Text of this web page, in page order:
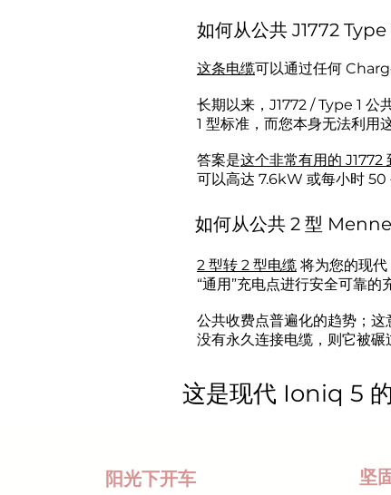
如何从公共 J1772
这条电缆可以通过任何
长期以来，J1772 / Type 1 公
1 型标准，而您本身无法利用
答案是这个非常有用的
可以高达 7.6kW 或每小时 50
如何从公共 2 型
2 型转 2 型电缆 将为您的现
“通用”充电点进行安全可靠的
公共收费点普遍化的趋势；
没有永久连接电缆，则它被碾
这是现代 Ioniq 5
阳光下开车
坚